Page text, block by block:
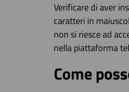
Verificare di aver
caratteri in
non si riesce ad
nella piattaforma
Come